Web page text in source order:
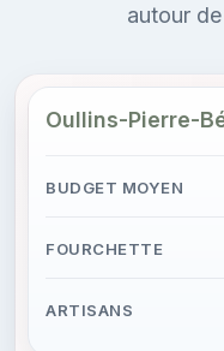
autour
Oullins-Pierre-